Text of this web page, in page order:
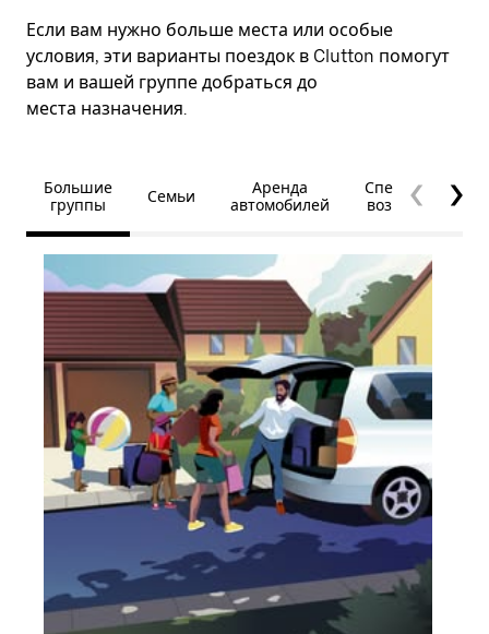
Если вам нужно больше места или особые
условия, эти варианты поездок в Clutton помогут
вам и вашей группе добраться до
места назначения.
Большие
группы
Семьи
Аренда
автомобилей
Специальные
возможности